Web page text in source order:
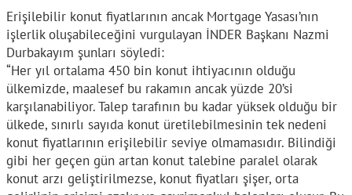
Erişilebilir konut fiyatlarının ancak Mortgage Yasası’nın
işlerlik oluşabileceğini vurgulayan İNDER Başkanı Nazmi
Durbakayım şunları söyledi:
“Her yıl ortalama 450 bin konut ihtiyacının olduğu
ülkemizde, maalesef bu rakamın ancak yüzde 20’si
karşılanabiliyor. Talep tarafının bu kadar yüksek olduğu bir
ülkede, sınırlı sayıda konut üretilebilmesinin tek nedeni
konut fiyatlarının erişilebilir seviye olmamasıdır. Bilindiği
gibi her geçen gün artan konut talebine paralel olarak
konut arzı geliştirilmezse, konut fiyatları şişer, orta